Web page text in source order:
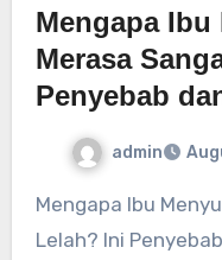
Mengapa
Merasa
Penyebab
admin
Mengapa Ibu Menyusui Sering Merasa Sangat
Lelah? Ini